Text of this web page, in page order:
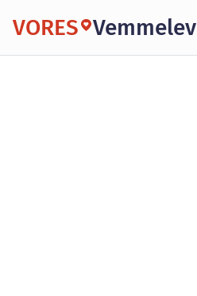
VORES Vemmelev